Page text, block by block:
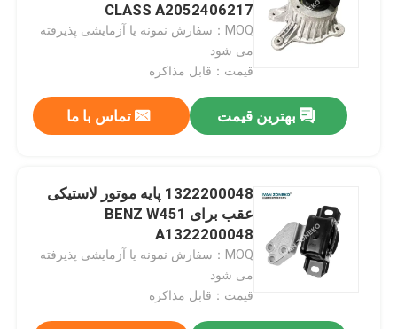
درباره ما
تور کارخانه
با ما تماس بگیرید
موارد
CLASS A2052406217
MOQ：سفارش نمونه یا آزمایشی پذیرفته
می شود
قیمت：قابل مذاکره
بهترین قیمت تماس با ما
1322200048 پایه موتور لاستیکی
عقب برای BENZ W451
A1322200048
MOQ：سفارش نمونه یا آزمایشی پذیرفته
می شود
قیمت：قابل مذاکره